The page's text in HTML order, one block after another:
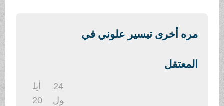
مره أخرى تيسير علوني في
المعتقل
أيل
20